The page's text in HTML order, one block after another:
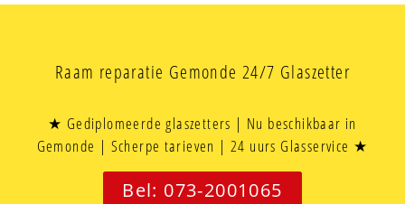
Raam reparatie Gemonde 24/7 Glaszetter
★ Gediplomeerde glaszetters | Nu beschikbaar in
Gemonde | Scherpe tarieven | 24 uurs Glasservice ★
Bel: 073-2001065